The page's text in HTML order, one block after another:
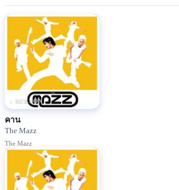
♪ SUKSON
คาน
The Mazz
The Mazz